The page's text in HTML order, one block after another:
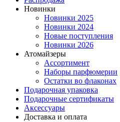
Новинки
Новинки 2025
Новинки 2024
Новые поступления
Новинки 2026
Атомайзеры
Ассортимент
Наборы парфюмерии
Остатки во флаконах
Подарочная упаковка
Подарочные сертификаты
Аксессуары
Доставка и оплата